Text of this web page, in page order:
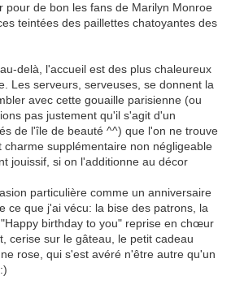
pour de bon les fans de Marilyn Monroe
teintées des paillettes chatoyantes des
delà, l'accueil est des plus chaleureux
Les serveurs, serveuses, se donnent la
avec cette gouaille parisienne (ou
pas justement qu'il s'agit d'un
de l'île de beauté ^^) que l'on ne trouve
charme supplémentaire non négligeable
jouissif, si on l'additionne au décor
particulière comme un anniversaire
ce que j'ai vécu: la bise des patrons, la
birthday to you" reprise en chœur
cerise sur le gâteau, le petit cadeau
rose, qui s'est avéré n'être autre qu'un